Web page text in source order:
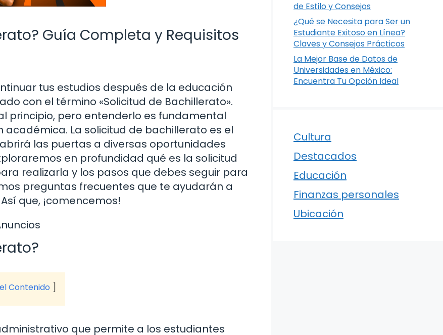
Guía Completa y Requisitos
tus estudios después de la educación
con el término «Solicitud de Bachillerato».
principio, pero entenderlo es fundamental
La solicitud de bachillerato es el
las puertas a diversas oportunidades
en profundidad qué es la solicitud
realizarla y los pasos que debes seguir para
preguntas frecuentes que te ayudarán a
que, ¡comencemos!
Contenido
que permite a los estudiantes
de Estilo y Consejos
¿Qué se Necesita para Ser un
Estudiante Exitoso en Línea?
Claves y Consejos Prácticos
La Mejor Base de Datos de
Universidades en México:
Encuentra Tu Opción Ideal
Cultura
Destacados
Educación
Finanzas personales
Ubicación